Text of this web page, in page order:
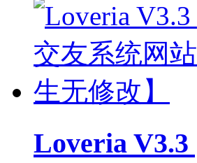
Loveria